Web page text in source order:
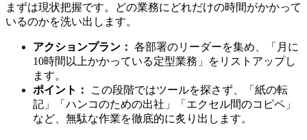
まずは現状把握です。どの業務にどれだけの時間がかかって
いるのかを洗い出します。
アクションプラン： 各部署のリーダーを集め、「月に
10時間以上かかっている定型業務」をリストアップし
ます。
ポイント：
この段階ではツールを探さず、「紙の転
記」「ハンコのための出社」「エクセル間のコピペ」
など、無駄な作業を徹底的に炙り出します。